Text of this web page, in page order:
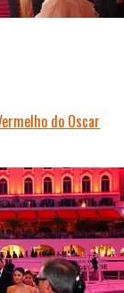
do Oscar